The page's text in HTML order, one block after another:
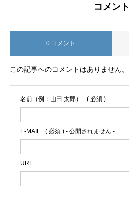
コメント
0 コメント
この記事へのコメントはありません。
名前（例：山田 太郎） ( 必須 )
E-MAIL ( 必須 ) - 公開されません -
URL